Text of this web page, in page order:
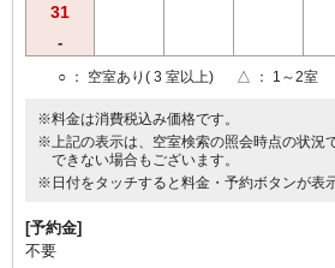
31
-
○ ： 空室あり( 3 室以上) △ ： 1～2室
※料金は消費税込み価格です。
※上記の表示は、空室検索の照会時点の状況
できない場合もございます。
※日付をタッチすると料金・予約ボタンが表
[予約金]
不要